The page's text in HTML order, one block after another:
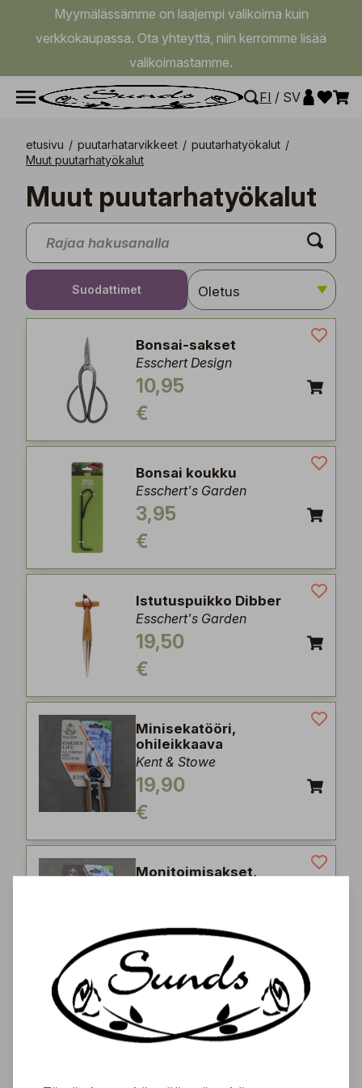
Myymälässämme on laajempi valikoima kuin
verkkokaupassa. Ota yhteyttä, niin kerromme lisää
valikoimastamme.
FI / SV
etusivu / puutarhatarvikkeet / puutarhatyökalut /
Muut puutarhatyökalut
Muut puutarhatyökalut
Suodattimet
Bonsai-sakset
Esschert Design
10,95
€
Bonsai koukku
Esschert's Garden
3,95
€
Istutuspuikko Dibber
Esschert's Garden
19,50
€
Minisekatööri,
ohileikkaava
Kent & Stowe
19,90
€
Monitoimisakset,
27,90
€
Istutuslapio kapea 33
cm
Nelson Garden